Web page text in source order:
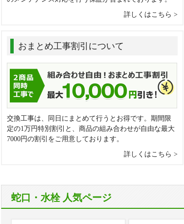
詳しくはこちら
おまとめ工事割引について
交換工事は、同日にまとめて行うとお得です。期間限
定の1万円特別割引と、商品の組み合わせが自由な最大
7000円の割引をご用意しております。
詳しくはこちら
蛇口・水栓 人気ページ